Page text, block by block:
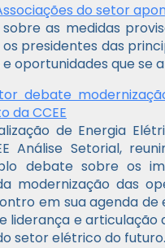
do setor
sobre as medidas
presidentes das
oportunidades que se
debate
da CCEE
de Energia
Análise Setorial,
debate sobre os
modernização das
em sua agenda
liderança e
setor elétrico do futuro.